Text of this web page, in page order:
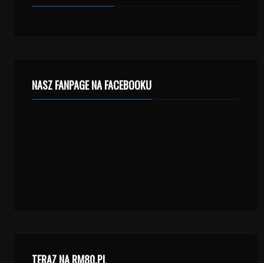
NASZ FANPAGE NA FACEBOOKU
TERAZ NA RM80.PL